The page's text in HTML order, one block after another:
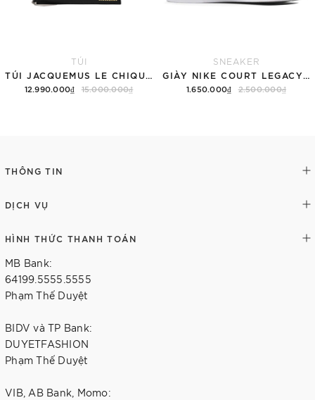
TÚI
12.990.000₫ 15.000.000₫
SNEAKER
1.650.000₫ 2.500.000₫
THÔNG TIN
DỊCH VỤ
HÌNH THỨC THANH TOÁN
MB Bank:
64199.5555.5555
Phạm Thế Duyệt
BIDV và TP Bank:
DUYETFASHION
Phạm Thế Duyệt
VIB, AB Bank, Momo: